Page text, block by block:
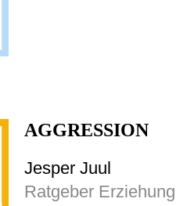
AGGRESSION
Jesper Juul
Ratgeber Erziehung